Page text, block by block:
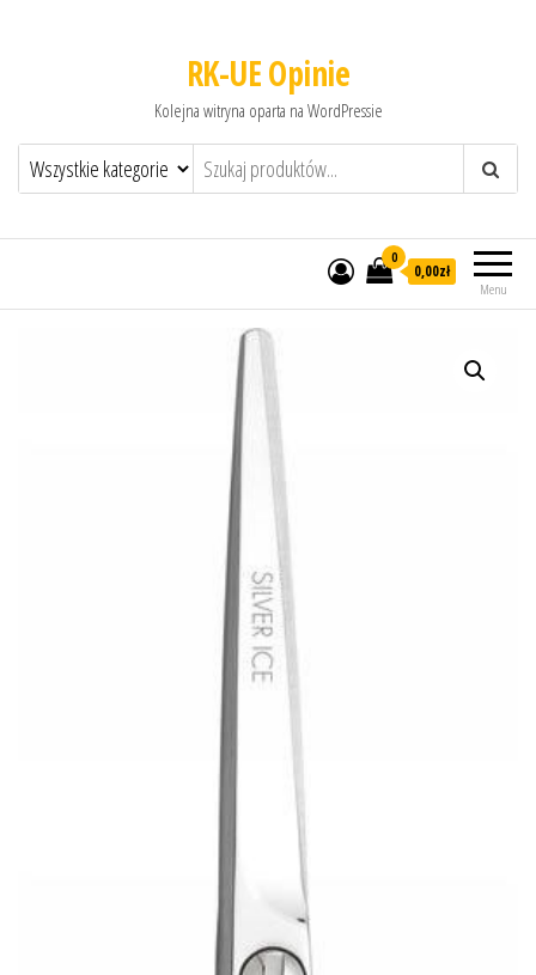
RK-UE Opinie
Kolejna witryna oparta na WordPressie
Menu
0
0,00zł